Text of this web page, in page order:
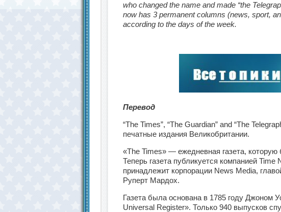
who changed the name and made “the
now has 3 permanent columns (news, sport,
according to the days of the week.
Перевод
“The Times”, “The Guardian” and “The
печатные издания Великобритании.
«The Times» — ежедневная газета,
Теперь газета публикуется компанией Time
принадлежит корпорации News Media,
Руперт Мардох.
Газета была основана в 1785 году Джоном
Universal Register». Только 940 выпусков